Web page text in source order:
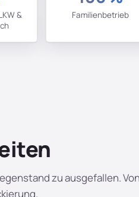
&
Familienbetrieb
zu ausgefallen.